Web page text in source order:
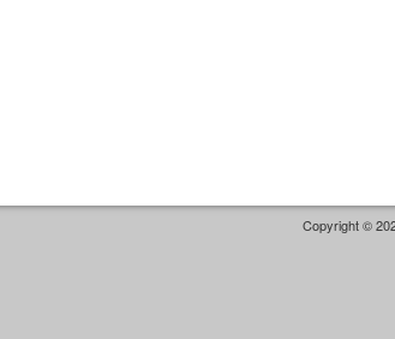
Copyright ©